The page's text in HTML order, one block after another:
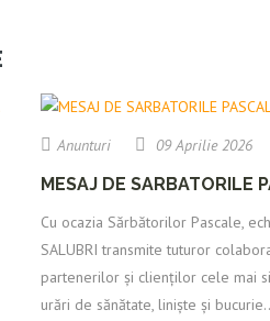
Anunturi 09 Aprilie 2026
MESAJ DE SARBATORILE
Cu ocazia Sărbătorilor Pascale,
SALUBRI transmite tuturor
partenerilor și clienților cele mai
urări de sănătate, liniște și